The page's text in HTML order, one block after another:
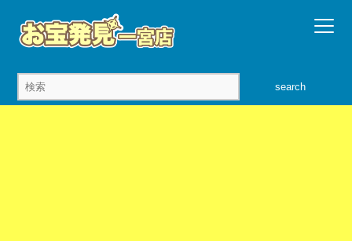
search